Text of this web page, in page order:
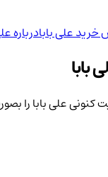
خرید علی بابادرباره
بابا
کنونی علی بابا را